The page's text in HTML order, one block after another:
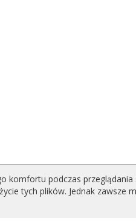
podczas przeglądania
tych plików. Jednak zawsze